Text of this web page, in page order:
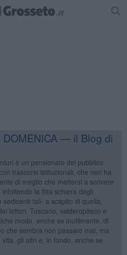
DOMENICA — il Blog di
è un pensionato del pubblico
trascorsi istituzionali, che non ha
di meglio che mettersi a scrivere
infoltendo la fitta schiera degli
sedicenti tali- a scapito di quella,
lettori. Toscano, valderopiteco e
modo, anche se inutilmente, di
che sembra non passare mai, ma
gli altri e, in fondo, anche se